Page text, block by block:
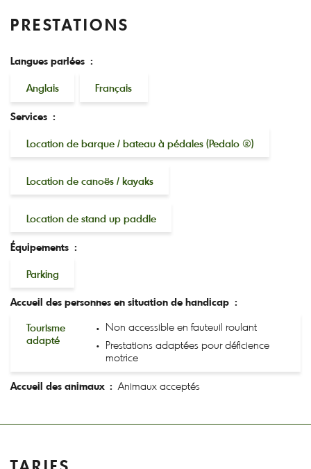
PRESTATIONS
Langues parlées :
Anglais Français
Services :
Location de barque / bateau à pédales (Pedalo ®)
Location de canoës / kayaks
Location de stand up paddle
Équipements :
Parking
Accueil des personnes en situation de handicap :
Tourisme
adapté
Non accessible en fauteuil roulant
Prestations adaptées pour déficience
motrice
Accueil des animaux : Animaux acceptés